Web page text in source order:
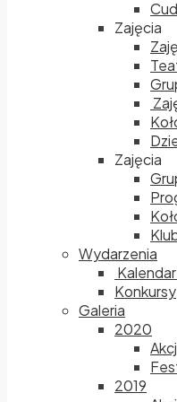
Zajęcia
Zajęcia
Wydarzenia
Konkursy
Galeria
2020
2019